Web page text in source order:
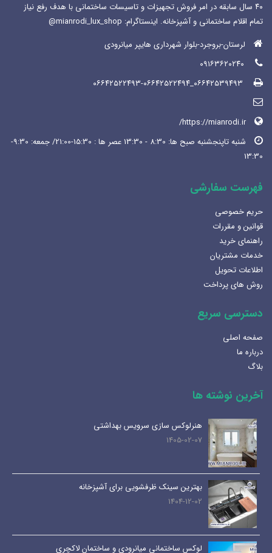
۴۰ سال سابقه در امر فروش تجهیزات و تاسیسات ساختمانی با هدف رفع نیاز
تمام اقلام ساختمانی و آشپزخانه. اینستاگرام: mianrodi_lux_shop@
لرستان-بروجرد-بلوار شهرداری هایپر میانرودی
https://mianrodi.ir/
شنبه تاپنجشنبه صبح ها: 8:30 - 13:30 عصر ها : 15:30-21:00/ جمعه: 9:30-
13:30
فهرست سفارشی
حریم خصوصی
قوانین و مقررات
راهنمای خرید
خدمات مشتریان
اطلاعات تحویل
روش های پرداخت
دسترسی سریع
صفحه اصلی
درباره ما
بلاگ
آخرین نوشته ها
هنرلوکس سازی سرویس بهداشتی
1405-02-07
بهترین سینک ظرفشویی برای آشپزخانه
1404-12-02
لوکس ساختمانی میانرودی و ساختمان لاکچری